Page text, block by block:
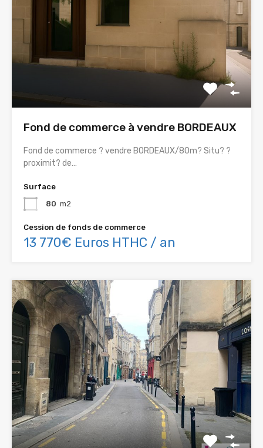
Fond de commerce à vendre BORDEAUX
Fond de commerce ? vendre BORDEAUX/80m? Situ? ?
proximit? de…
Surface
80 m2
Cession de fonds de commerce
13 770€ Euros HTHC / an